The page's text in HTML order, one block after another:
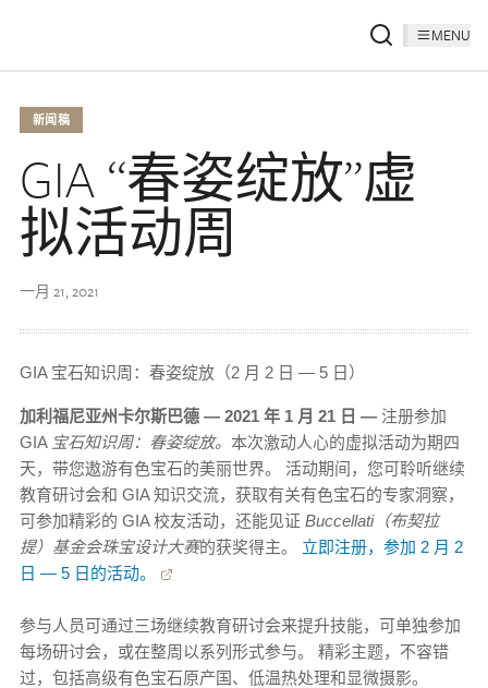
MENU
新闻稿
GIA “春姿绽放”虚
拟活动周
一月 21, 2021
GIA 宝石知识周：春姿绽放（2 月 2 日 — 5 日）
加利福尼亚州卡尔斯巴德 — 2021 年 1 月 21 日 — 注册参加
GIA 宝石知识周：春姿绽放。 本次激动人心的虚拟活动为期四
天，带您遨游有色宝石的美丽世界。 活动期间，您可聆听继续
教育研讨会和 GIA 知识交流，获取有关有色宝石的专家洞察，
可参加精彩的 GIA 校友活动，还能见证 Buccellati（布契拉
提）基金会珠宝设计大赛的获奖得主。 立即注册，参加 2 月 2
日 — 5 日的活动。
参与人员可通过三场继续教育研讨会来提升技能，可单独参加
每场研讨会，或在整周以系列形式参与。 精彩主题，不容错
过，包括高级有色宝石原产国、低温热处理和显微摄影。